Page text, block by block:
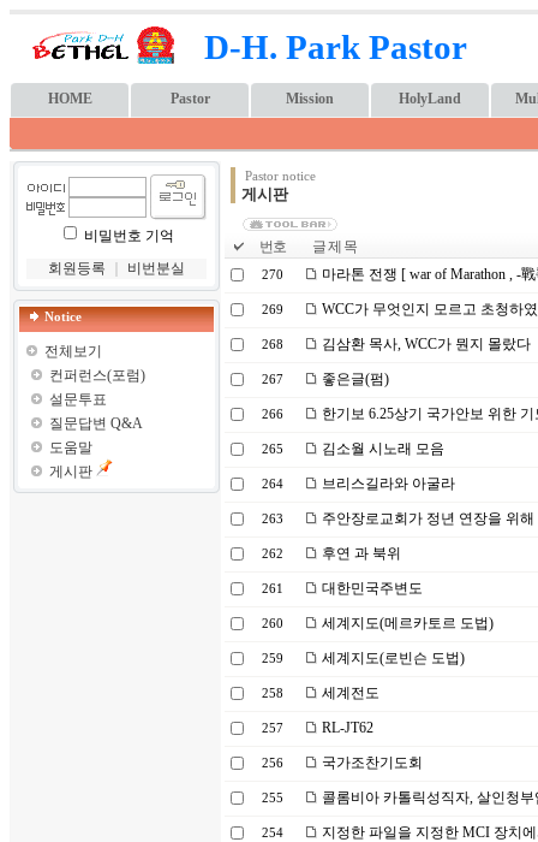
D-H. Park Pastor
HOME Pastor Mission HolyLand
비밀번호 기억
회원등록
비번분실
Notice
전체보기
컨퍼런스(포럼)
설문투표
질문답변 Q&A
도움말
게시판
Pastor notice
게시판
번호 글 제 목
270 마라톤 전쟁 [ war of Marathon , -
269 WCC가 무엇인지 모르고 초청하
268 김삼환 목사, WCC가 뭔지 몰랐다
267 좋은글(펌)
266 한기보 6.25상기 국가안보 위한 기
265 김소월 시노래 모음
264 브리스길라와 아굴라
263 주안장로교회가 정년 연장을 위
262 후연 과 북위
261 대한민국주변도
260 세계지도(메르카토르 도법)
259 세계지도(로빈슨 도법)
258 세계전도
257 RL-JT62
256 국가조찬기도회
255 콜롬비아 카톨릭성직자, 살인청
254 지정한 파일을 지정한 MCI 장치